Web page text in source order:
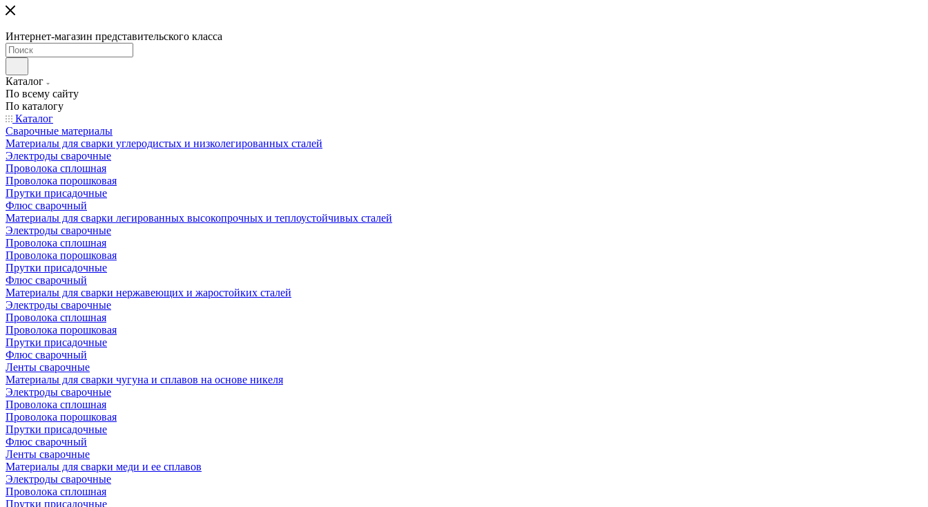
Интернет-магазин представительского класса
Каталог
По всему сайту
По каталогу
Каталог
Сварочные материалы
Материалы для сварки углеродистых и низколегированных сталей
Электроды сварочные
Проволока сплошная
Проволока порошковая
Прутки присадочные
Флюс сварочный
Материалы для сварки легированных высокопрочных и теплоустойчивых сталей
Электроды сварочные
Проволока сплошная
Проволока порошковая
Прутки присадочные
Флюс сварочный
Материалы для сварки нержавеющих и жаростойких сталей
Электроды сварочные
Проволока сплошная
Проволока порошковая
Прутки присадочные
Флюс сварочный
Ленты сварочные
Материалы для сварки чугуна и сплавов на основе никеля
Электроды сварочные
Проволока сплошная
Проволока порошковая
Прутки присадочные
Флюс сварочный
Ленты сварочные
Материалы для сварки меди и ее сплавов
Электроды сварочные
Проволока сплошная
Прутки присадочные